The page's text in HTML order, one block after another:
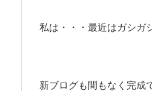
私は・・・最近はガシガ
新ブログも間もなく完成